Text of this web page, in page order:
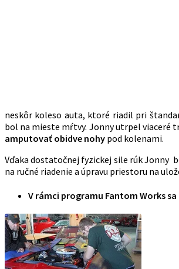
neskôr koleso auta, ktoré riadil pri
bol na mieste mŕtvy. Jonny utrpel viaceré
amputovať obidve nohy pod kolenami.
Vďaka dostatočnej fyzickej sile rúk Jonny
na ručné riadenie a úpravu priestoru na
V rámci programu Fantom Works